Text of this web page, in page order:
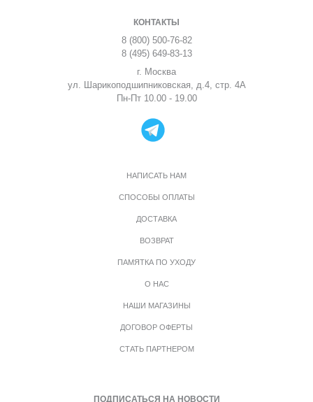
КОНТАКТЫ
8 (800) 500-76-82
8 (495) 649-83-13
г. Москва
ул. Шарикоподшипниковская, д.4, стр. 4А
Пн-Пт 10.00 - 19.00
НАПИСАТЬ НАМ
СПОСОБЫ ОПЛАТЫ
ДОСТАВКА
ВОЗВРАТ
ПАМЯТКА ПО УХОДУ
О НАС
НАШИ МАГАЗИНЫ
ДОГОВОР ОФЕРТЫ
СТАТЬ ПАРТНЕРОМ
ПОДПИСАТЬСЯ НА НОВОСТИ